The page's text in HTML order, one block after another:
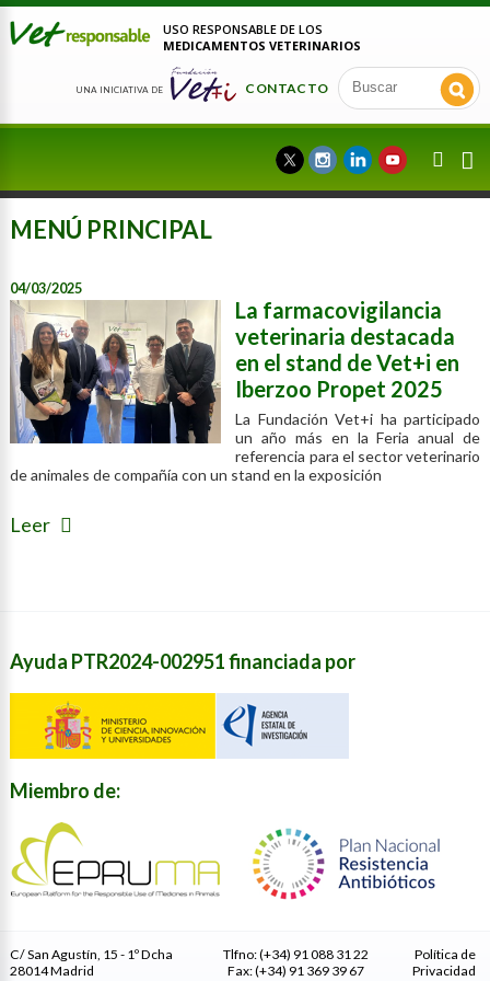
USO RESPONSABLE DE LOS
MEDICAMENTOS VETERINARIOS
CONTACTO
UNA INICIATIVA DE
MENÚ PRINCIPAL
04/03/2025
La farmacovigilancia
veterinaria destacada
en el stand de Vet+i en
Iberzoo Propet 2025
La Fundación Vet+i ha participado
un año más en la Feria anual de
referencia para el sector veterinario
de animales de compañía con un stand en la exposición
Leer
Ayuda PTR2024-002951 financiada por
Miembro de:
C/ San Agustín, 15 - 1º Dcha
28014 Madrid
Tlfno: (+34) 91 088 31 22
Fax: (+34) 91 369 39 67
Política de
Privacidad